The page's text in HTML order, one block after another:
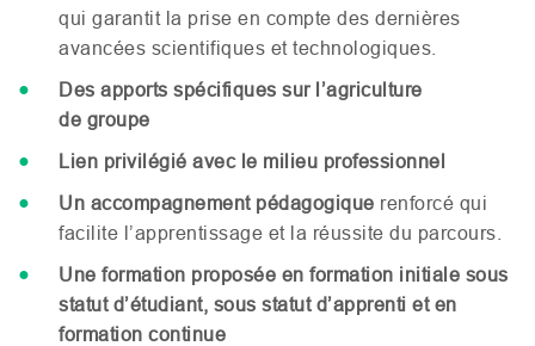
qui garantit la prise en compte des dernières
avancées scientifiques et technologiques.
Des apports spécifiques sur l’agriculture
de groupe
Lien privilégié avec le milieu professionnel
Un accompagnement pédagogique renforcé qui
facilite l’apprentissage et la réussite du parcours.
Une formation proposée en formation initiale sous
statut d’étudiant, sous statut d’apprenti et en
formation continue